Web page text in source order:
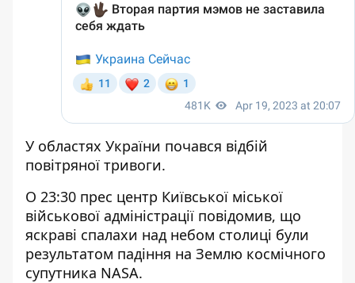
У областях України почався відбій
повітряної тривоги.
О 23:30 прес центр Київської міської
військової адміністрації повідомив, що
яскраві спалахи над небом столиці були
результатом падіння на Землю космічного
супутника NASA.